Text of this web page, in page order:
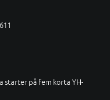
starter på fem korta YH-